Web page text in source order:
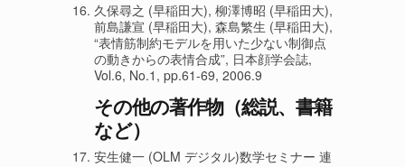
久保尋之 (早稲田大), 柳澤博昭 (早稲田大),
前島謙宣 (早稲田大), 森島繁生 (早稲田大),
“表情筋制約モデルを用いた少ない制御点
の動きからの表情合成”, 日本顔学会誌,
Vol.6, No.1, pp.61-69, 2006.9
その他の著作物（総説、書籍
など）
安生健一 (OLM デジタル)数学セミナー 連